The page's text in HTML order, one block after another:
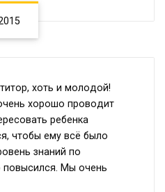
хоть и молодой!
хорошо проводит
ребенка
чтобы ему всё было
знаний по
повысился. Мы очень